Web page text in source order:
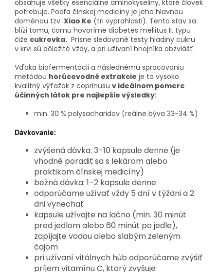
obsahuje všetky esenciálne aminokyseliny, ktoré človek
potrebuje. Podľa čínskej medicíny je jeho hlavnou
doménou tzv. Xiao Ke (tri vyprahlosti). Tento stav sa
blíži tomu, čomu hovoríme diabetes mellitus II. typu
čiže cukrovka. Prísne sledované testy hladiny cukru
v krvi sú dôležité vždy, a pri užívaní hnojníka obzvlášť.
Vďaka biofermentácii a následnému spracovaniu
metódou horúcovodné extrakcie je to vysoko
kvalitný výťažok z coprinusu v ideálnom pomere
účinných látok pre najlepšie výsledky:
min. 30 % polysacharidov (reálne býva 33-34 %)
Dávkovanie:
zvýšená dávka: 3–10 kapsule denne (je
vhodné poradiť sa s lekárom alebo
praktikom čínskej medicíny)
bežná dávka: 1–2 kapsule denne
odporúčame užívať vždy 5 dní v týždni a 2
dni vynechať
kapsule užívajte na lačno (min. 30 minút
pred jedlom alebo 60 minút po jedle),
zapíjajte vodou alebo slabým zeleným
čajom
pri užívaní vitálnych húb odporúčame zvýšiť
príjem vitamínu C, ktorý zvyšuje